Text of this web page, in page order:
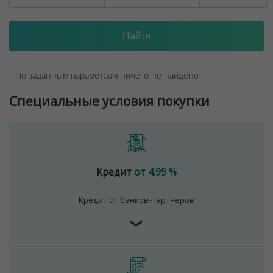
По заданным параметрам ничего не найдено
Специальные условия покупки
Кредит от 4.99 %
Кредит от банков-партнеров
❯